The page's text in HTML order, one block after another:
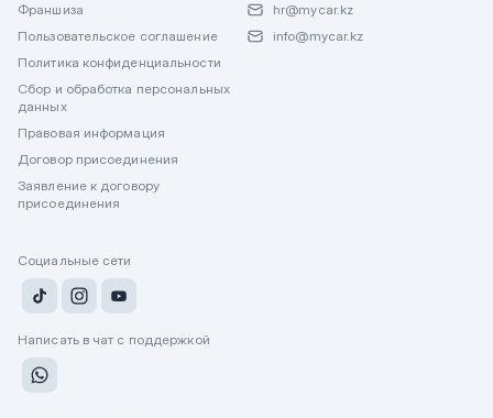
Франшиза
Пользовательское соглашение
Политика конфиденциальности
Сбор и обработка персональных
данных
Правовая информация
Договор присоединения
Заявление к договору
присоединения
hr@mycar.kz
info@mycar.kz
Социальные сети
Написать в чат с поддержкой